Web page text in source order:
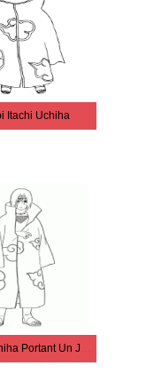
Itachi Uchiha
Itachi Uchiha Portant Un Joli Manteau